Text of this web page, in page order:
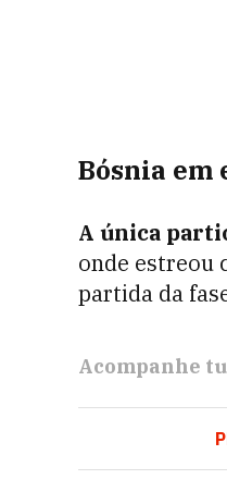
Bósnia em
A única
onde estreou
partida da
Acompanhe